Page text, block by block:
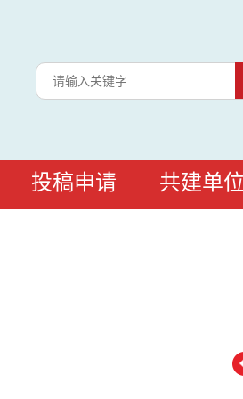
投稿申请 共建单